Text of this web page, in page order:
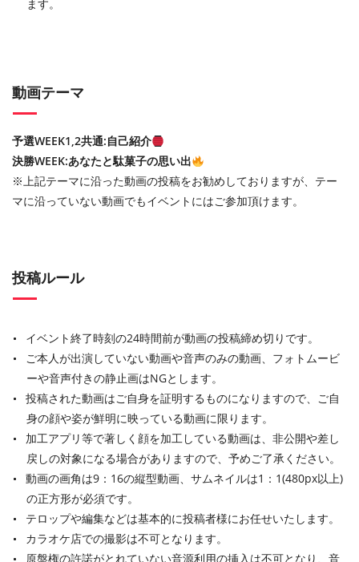
ます。
動画テーマ
予選WEEK1,2共通:自己紹介
決勝WEEK:あなたと駄菓子の思い出
※上記テーマに沿った動画の投稿をお勧めしておりますが、テー
マに沿っていない動画でもイベントにはご参加頂けます。
投稿ルール
イベント終了時刻の24時間前が動画の投稿締め切りです。
ご本⼈が出演していない動画や⾳声のみの動画、フォトムービ
ーや⾳声付きの静⽌画はNGとします。
投稿された動画はご⾃⾝を証明するものになりますので、ご⾃
⾝の顔や姿が鮮明に映っている動画に限ります。
加⼯アプリ等で著しく顔を加⼯している動画は、⾮公開や差し
戻しの対象になる場合がありますので、予めご了承ください。
動画の画⾓は9：16の縦型動画、サムネイルは1：1(480px以上)
の正⽅形が必須です。
テロップや編集などは基本的に投稿者様にお任せいたします。
カラオケ店での撮影は不可となります。
原盤権の許諾がとれていない⾳源利⽤の挿⼊は不可となり、⾳